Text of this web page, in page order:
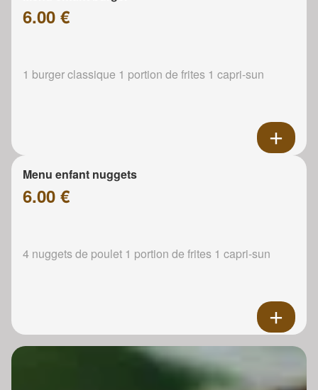
6.00 €
1 burger classique 1 portion de frites 1 capri-sun
Menu enfant nuggets
6.00 €
4 nuggets de poulet 1 portion de frites 1 capri-sun